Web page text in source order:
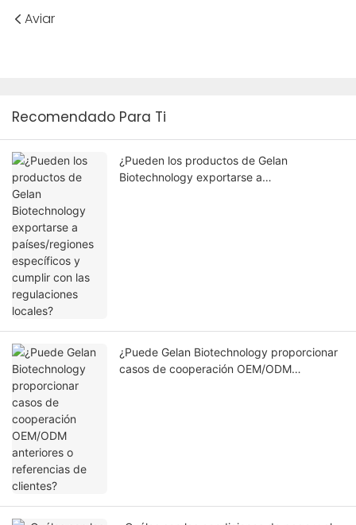
Aviar
Recomendado Para Ti
¿Pueden los productos de Gelan
Biotechnology exportarse a
¿Puede Gelan Biotechnology proporcionar
casos de cooperación OEM/ODM